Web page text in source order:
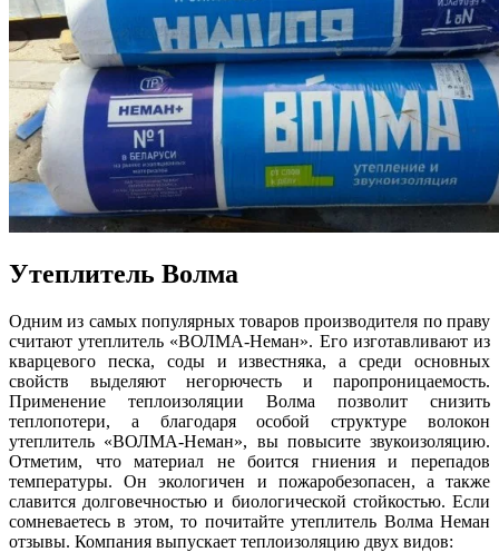
Утеплитель Волма
Одним из самых популярных товаров производителя по праву
считают утеплитель «ВОЛМА-Неман». Его изготавливают из
кварцевого песка, соды и известняка, а среди основных
свойств выделяют негорючесть и паропроницаемость.
Применение теплоизоляции Волма позволит снизить
теплопотери, а благодаря особой структуре волокон
утеплитель «ВОЛМА-Неман», вы повысите звукоизоляцию.
Отметим, что материал не боится гниения и перепадов
температуры. Он экологичен и пожаробезопасен, а также
славится долговечностью и биологической стойкостью. Если
сомневаетесь в этом, то почитайте утеплитель Волма Неман
отзывы. Компания выпускает теплоизоляцию двух видов: